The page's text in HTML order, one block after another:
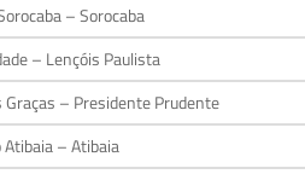
– Sorocaba
– Lençóis Paulista
Graças – Presidente Prudente
Atibaia – Atibaia